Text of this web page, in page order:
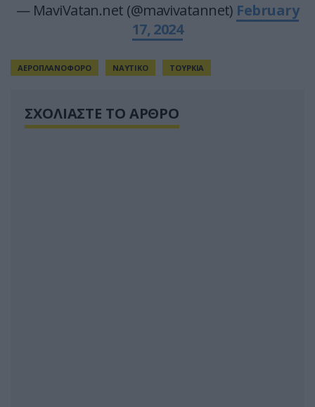
— MaviVatan.net (@mavivatannet) February
17, 2024
ΑΕΡΟΠΛΑΝΟΦΟΡΟ ΝΑΥΤΙΚΟ ΤΟΥΡΚΙΑ
ΣΧΟΛΙΑΣΤΕ ΤΟ ΑΡΘΡΟ